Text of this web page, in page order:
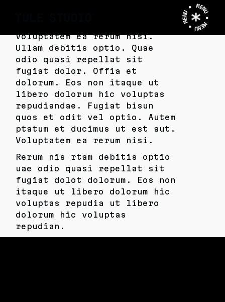
MENU • MENU • MENU •
Voluptatem ea rerum nisi.
Ullam debitis optio. Quae
odio quasi repellat sit
fugiat dolor. Offia et
dolorum. Eos non itaque ut
libero dolorum hic voluptas
repudiandae. Fugiat bisun
quos et odit vel optio. Autem
ptatum et ducimus ut est aut.
Voluptatem ea rerum nisi.
Rerum nis rtam debitis optio
uae odio quasi repellat sit
fugiat dolot dolorum. Eos non
itaque ut libero dolorum hic
voluptas repudia ut libero
dolorum hic voluptas
repudian.